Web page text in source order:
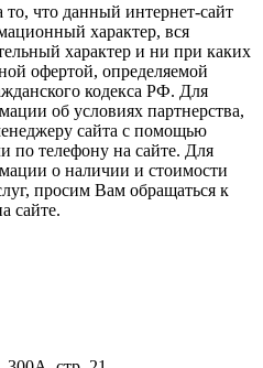
что данный интернет-сайт
характер, вся
характер и ни при каких
офертой, определяемой
кодекса РФ. Для
об условиях партнерства,
сайта с помощью
по телефону на сайте. Для
о наличии и стоимости
просим Вам обращаться к
сайте.